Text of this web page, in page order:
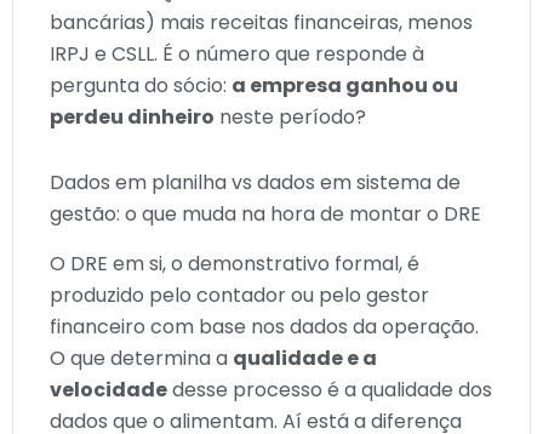
bancárias) mais receitas financeiras, menos
IRPJ e CSLL. É o número que responde à
pergunta do sócio: a empresa ganhou ou
perdeu dinheiro neste período?
Dados em planilha vs dados em sistema de
gestão: o que muda na hora de montar o DRE
O DRE em si, o demonstrativo formal, é
produzido pelo contador ou pelo gestor
financeiro com base nos dados da operação.
O que determina a qualidade e a
velocidadedesse processo é a qualidade dos
dados que o alimentam. Aí está a diferença